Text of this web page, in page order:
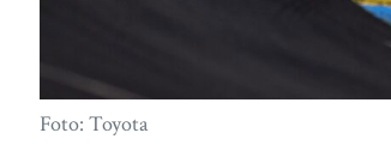
Foto: Toyota